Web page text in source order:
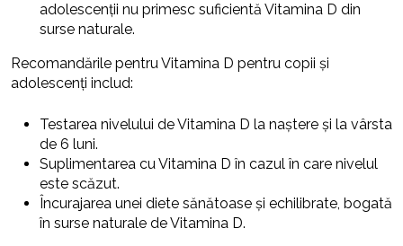
adolescenții nu primesc suficientă Vitamina D din
surse naturale.
Recomandările pentru Vitamina D pentru copii și
adolescenți includ:
Testarea nivelului de Vitamina D la naștere și la vârsta
de 6 luni.
Suplimentarea cu Vitamina D în cazul în care nivelul
este scăzut.
Încurajarea unei diete sănătoase și echilibrate, bogată
în surse naturale de Vitamina D.